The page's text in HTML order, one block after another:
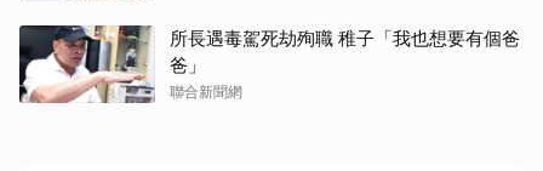
所長遇毒駕死劫殉職 稚子「我也想要有個爸
爸」
聯合新聞網